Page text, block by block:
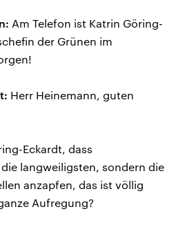
Am Telefon ist Katrin Göring-
der Grünen im
Herr Heinemann, guten
Eckardt, dass
langweiligsten, sondern die
anzapfen, das ist völlig
Aufregung?